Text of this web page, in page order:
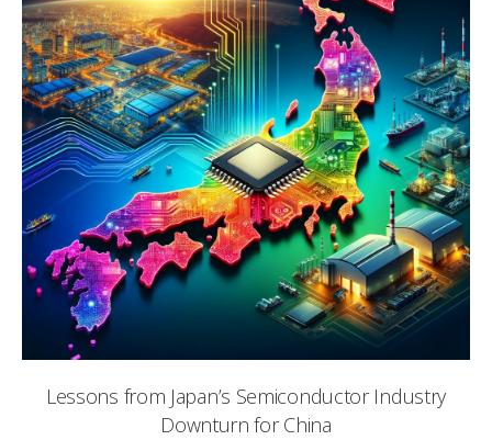
Lessons from Japan’s Semiconductor Industry
Downturn for China